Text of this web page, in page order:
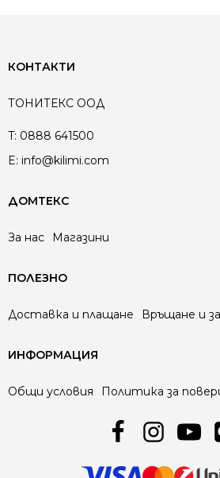
КОНТАКТИ
ТОНИТЕКС ООД
T: 0888 641500
E: info@kilimi.com
ДОМТЕКС
За нас Магазини
ПОЛЕЗНО
Доставка и плащане Връщане и
ИНФОРМАЦИЯ
Общи условия Политика за